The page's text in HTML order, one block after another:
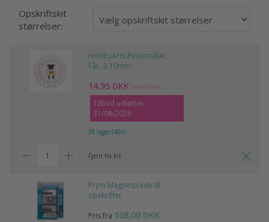
Opskriftskit
størrelser:
HobbyArts Pindemåler,
Får, 2-10mm
14,95 DKK 24,95 DKK
Tilbud udløber
31/08/2026
På lager (40+)
Fjern fra kit
Prym Magnetplade til
opskrifter
Pris fra 108,00 DKK